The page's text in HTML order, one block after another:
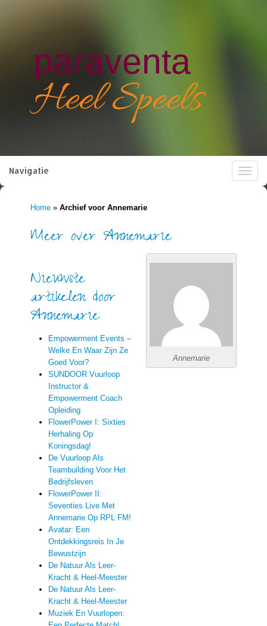
paraventa
Heel Speels
Toggle
Navigatie
Home » Archief voor Annemarie
Meer over Annemarie
Annemarie
Nieuwste
artikelen door
Annemarie:
Empowerment Events –
Welke En Waar Zijn Ze
Goed Voor?
SUNDOOR Vuurloop
Instructor &
Empowerment Coach
Opleiding
FlowerPower I: Sixties
Herhaling Op
Koningsdag!
De Vuurloop Als
Teambuilding Voor Het
Bedrijfsleven
FlowerPower II:
Seventies Live Met
Annemarie Op RPL FM!
Avatar: Een
Ontdekkingsreis In Je
Bewustzijn
De Natuur Als Leer-
Kracht & Heel-Meester
De Natuur Als Leer-
Kracht & Heel-Meester
Muziek En Vuurlopen: